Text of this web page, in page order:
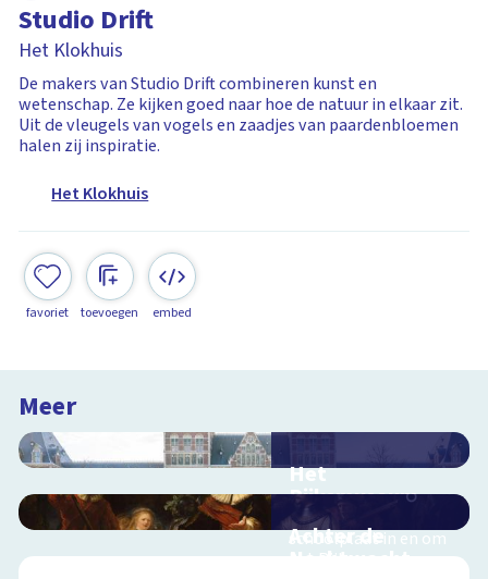
Studio Drift
Het Klokhuis
De makers van Studio Drift combineren kunst en
wetenschap. Ze kijken goed naar hoe de natuur in elkaar zit.
Uit de vleugels van vogels en zaadjes van paardenbloemen
halen zij inspiratie.
Het Klokhuis
favoriet toevoegen embed
Meer
Het
Rijksmuseum
Interactieve
schoolplaat in en om
het Rijksmuseum
Achter de
Nachtwacht